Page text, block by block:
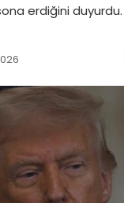
erdiğini duyurdu.